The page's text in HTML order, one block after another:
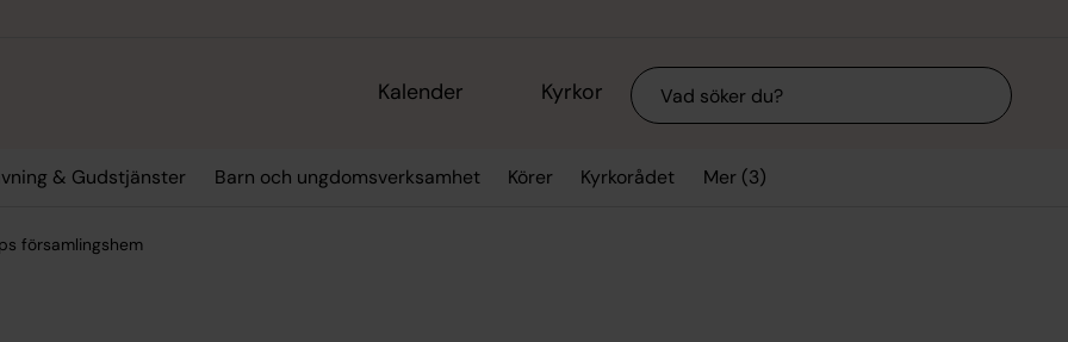
Kalender Kyrkor Sök
& Gudstjänster Barn och ungdomsverksamhet Körer Kyrkorådet Mer (3)
församlingshem